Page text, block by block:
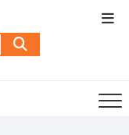
Search
…